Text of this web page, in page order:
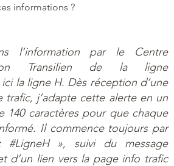
informations ?
l’information par le Centre
Transilien de la ligne
la ligne H. Dès réception d’une
trafic, j’adapte cette alerte en un
140 caractères pour que chaque
Il commence toujours par
#LigneH », suivi du message
d’un lien vers la page info trafic